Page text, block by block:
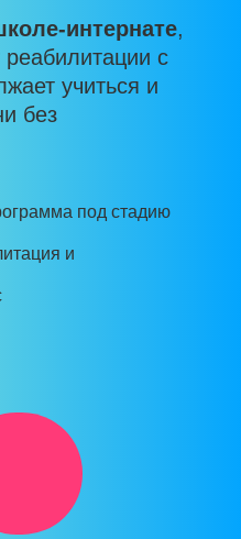
интернате,
с
учиться и
без
под стадию
и